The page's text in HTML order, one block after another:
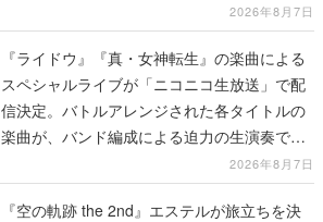
2026年8月7日
『ライドウ』『真・女神転生』の楽曲による
スペシャルライブが「ニコニコ生放送」で配
信決定。バトルアレンジされた各タイトルの
楽曲が、バンド編成による迫力の生演奏で披
露、冒頭部分は“無料”で視聴できる2026年8月7日
『空の軌跡 the 2nd』エステルが旅立ちを決